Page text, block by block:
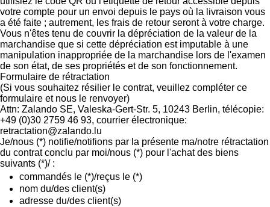
votre compte pour un envoi depuis le pays où la livraison vous
a été faite ; autrement, les frais de retour seront à votre charge.
Vous n'êtes tenu de couvrir la dépréciation de la valeur de la
marchandise que si cette dépréciation est imputable à une
manipulation inappropriée de la marchandise lors de l'examen
de son état, de ses propriétés et de son fonctionnement.
Formulaire de rétractation
(Si vous souhaitez résilier le contrat, veuillez compléter ce
formulaire et nous le renvoyer)
Attn: Zalando SE, Valeska-Gert-Str. 5, 10243 Berlin, télécopie:
+49 (0)30 2759 46 93, courrier électronique:
retractation@zalando.lu
Je/nous (*) notifie/notifions par la présente ma/notre rétractation
du contrat conclu par moi/nous (*) pour l'achat des biens
suivants (*)/ :
commandés le (*)/reçus le (*)
nom du/des client(s)
adresse du/des client(s)